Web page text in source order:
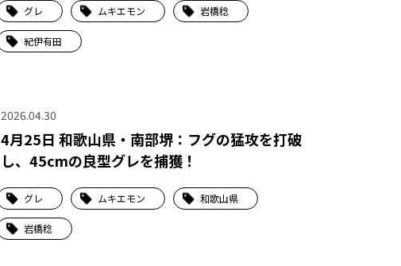
グレ ムキエモン 岩橋稔
紀伊有田
2026.04.30
4月25日 和歌山県・南部堺：フグの猛攻を打破
し、45cmの良型グレを捕獲！
グレ ムキエモン 和歌山県
岩橋稔